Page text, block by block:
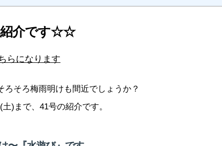
介です☆☆
らになります
そろ梅雨明けも間近でしょうか？
)まで、41号の紹介です。